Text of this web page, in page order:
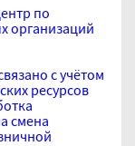
по
организаций
с учётом
ресурсов
смена